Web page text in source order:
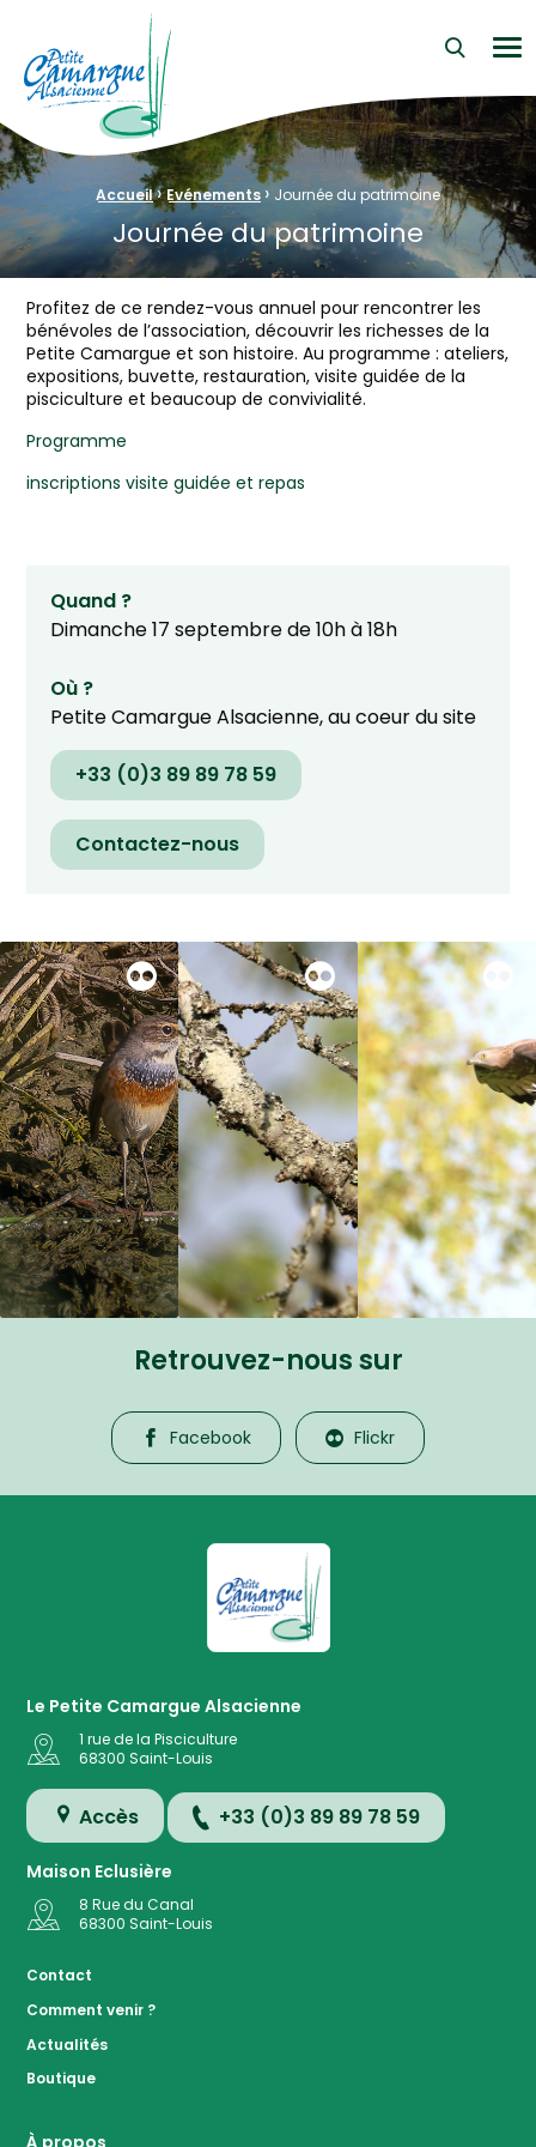
La Petite Camargue Alsacienne Réserve Naturelle au
Fil d'Ariane :Accueil›Evénements› Journée du patrimoine
Journée du patrimoine
Profitez de ce rendez-vous annuel pour rencontrer les
bénévoles de l’association, découvrir les richesses de la
Petite Camargue et son histoire. Au programme : ateliers,
expositions, buvette, restauration, visite guidée de la
pisciculture et beaucoup de convivialité.
Programme
inscriptions visite guidée et repas
Quand ?
Dimanche 17 septembre de 10h à 18h
Où ?
Petite Camargue Alsacienne, au coeur du site
+33 (0)3 89 89 78 59
Contactez-nous
Retrouvez-nous sur
Facebook Flickr
La Petite Camargue
Le Petite Camargue Alsacienne
1 rue de la Pisciculture
68300 Saint-Louis
Accès +33 (0)3 89 89 78 59
Maison Eclusière
8 Rue du Canal
68300 Saint-Louis
Contact
Comment venir ?
Actualités
Boutique
À propos